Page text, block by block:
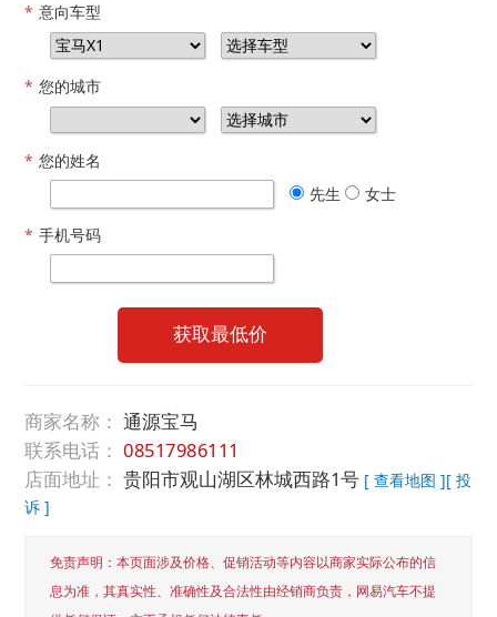
* 意向车型
* 您的城市
* 您的姓名
先生
女士
* 手机号码
获取最低价
商家名称： 通源宝马
联系电话： 08517986111
店面地址： 贵阳市观山湖区林城西路1号 [ 查看地图 ][ 投
诉 ]
免责声明：本页面涉及价格、促销活动等内容以商家实际公布的信
息为准，其真实性、准确性及合法性由经销商负责，网易汽车不提